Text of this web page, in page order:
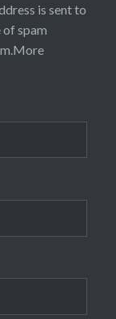
is sent to
of spam
More